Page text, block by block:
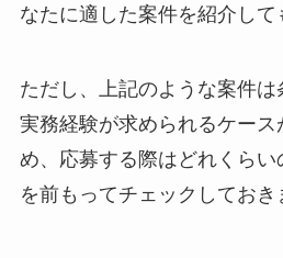
なたに適した案件を紹介して
ただし、上記のような案件
実務経験が求められるケース
め、応募する際はどれくら
を前もってチェックしておき